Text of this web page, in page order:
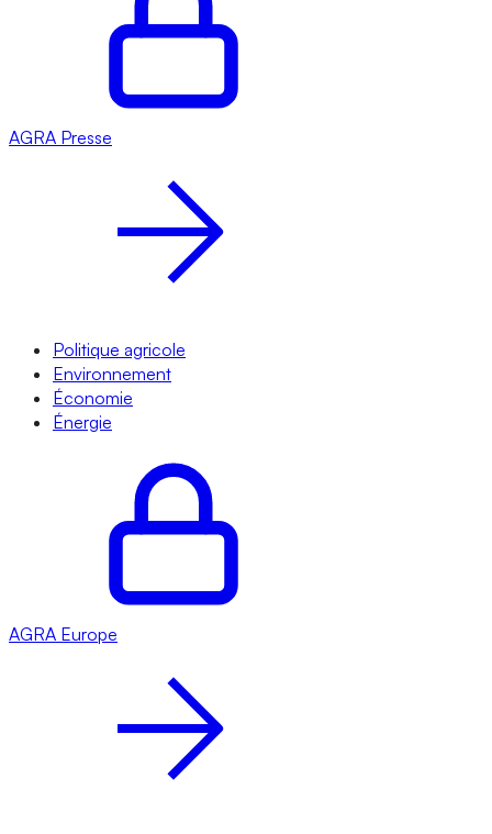
AGRA Presse
Politique agricole
Environnement
Économie
Énergie
AGRA Europe